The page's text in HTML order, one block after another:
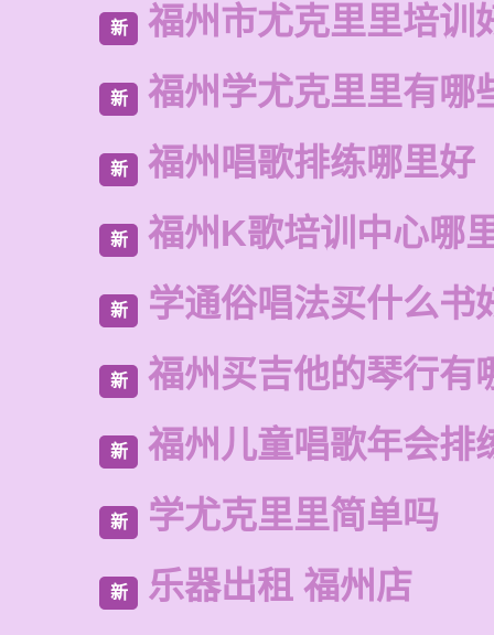
新 福州市尤克里里培训
新 福州学尤克里里有哪
新 福州唱歌排练哪里好
新 福州K歌培训中心哪
新 学通俗唱法买什么书
新 福州买吉他的琴行有
新 福州儿童唱歌年会排
新 学尤克里里简单吗
新 乐器出租 福州店